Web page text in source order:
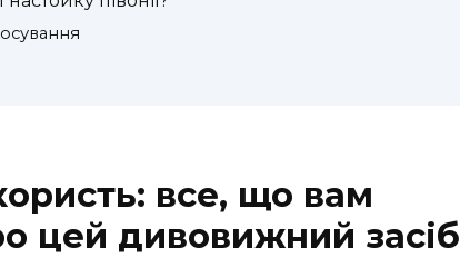
все, що вам
цей дивовижний засіб